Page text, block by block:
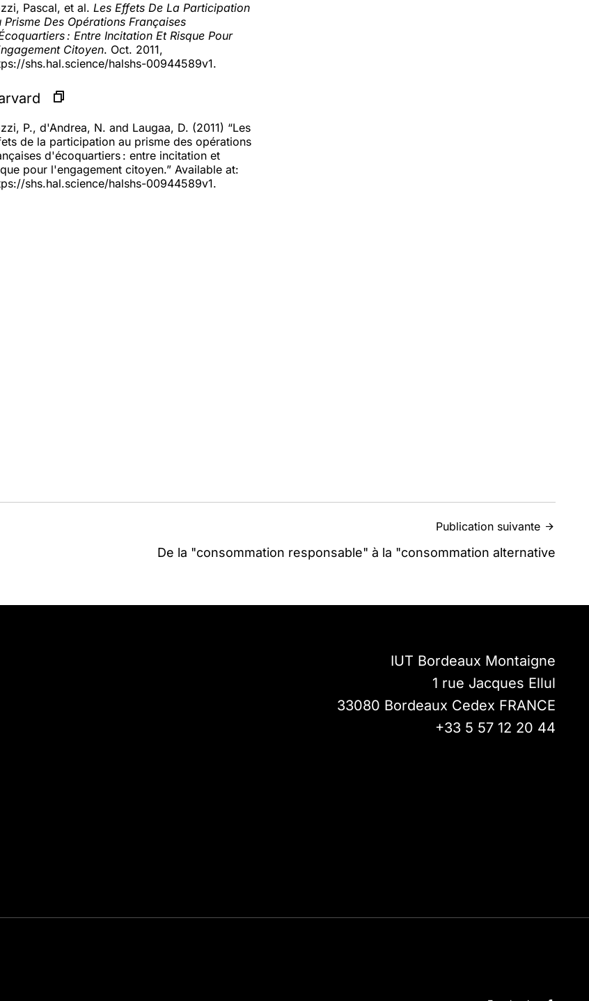
Pascal, et al. Les Effets De La Participation
Prisme Des Opérations Françaises
: Entre Incitation Et Risque Pour
Citoyen. Oct. 2011,
shs.hal.science/halshs-00944589v1.
P., d'Andrea, N. and Laugaa, D. (2011) “Les
de la participation au prisme des opérations
d'écoquartiers : entre incitation et
pour l'engagement citoyen.” Available at:
shs.hal.science/halshs-00944589v1.
Publication suivante
De la "consommation responsable" à la "consommation alternative
IUT Bordeaux Montaigne
1 rue Jacques Ellul
33080 Bordeaux Cedex FRANCE
+33 5 57 12 20 44